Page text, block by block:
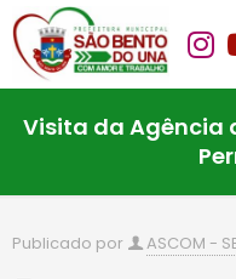
Visita da Agência
Publicado por ASCOM -